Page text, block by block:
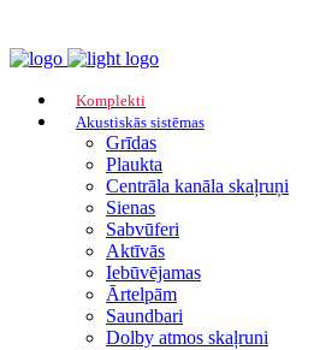
Komplekti
Akustiskās sistēmas
Grīdas
Plaukta
Centrāla kanāla skaļruņi
Sienas
Sabvūferi
Aktīvās
Iebūvējamas
Ārtelpām
Saundbari
Dolby atmos skaļruni